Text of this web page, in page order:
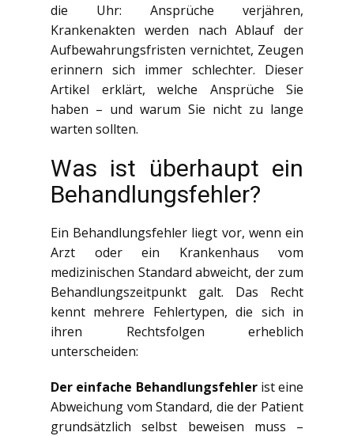
die Uhr: Ansprüche verjähren,
Krankenakten werden nach Ablauf der
Aufbewahrungsfristen vernichtet, Zeugen
erinnern sich immer schlechter. Dieser
Artikel erklärt, welche Ansprüche Sie
haben – und warum Sie nicht zu lange
warten sollten.
Was ist überhaupt ein
Behandlungsfehler?
Ein Behandlungsfehler liegt vor, wenn ein
Arzt oder ein Krankenhaus vom
medizinischen Standard abweicht, der zum
Behandlungszeitpunkt galt. Das Recht
kennt mehrere Fehlertypen, die sich in
ihren Rechtsfolgen erheblich
unterscheiden:
Der einfache Behandlungsfehlerist eine
Abweichung vom Standard, die der Patient
grundsätzlich selbst beweisen muss –